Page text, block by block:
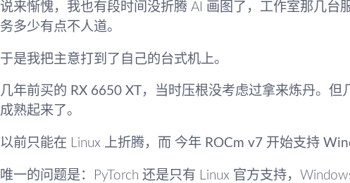
说来惭愧，我也有段时间没折腾 AI 画图了，工作室那几台
务多少有点不人道。
于是我把主意打到了自己的台式机上。
几年前买的 RX 6650 XT ，当时压根没考虑过拿来炼丹。但
成熟起来了。
以前只能在 Linux 上折腾，而 今年 ROCm v7 开始支持
唯一的问题是：PyTorch 还是只有 Linux 官方支持，